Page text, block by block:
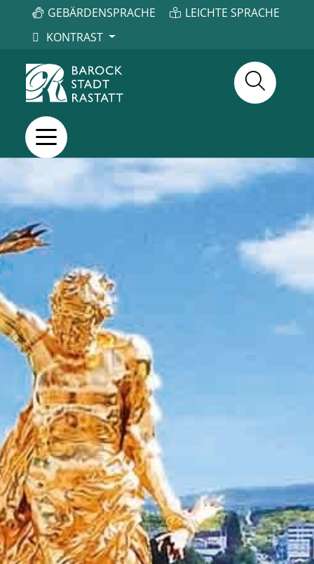
GEBÄRDENSPRACHE
LEICHTE SPRACHE
KONTRAST